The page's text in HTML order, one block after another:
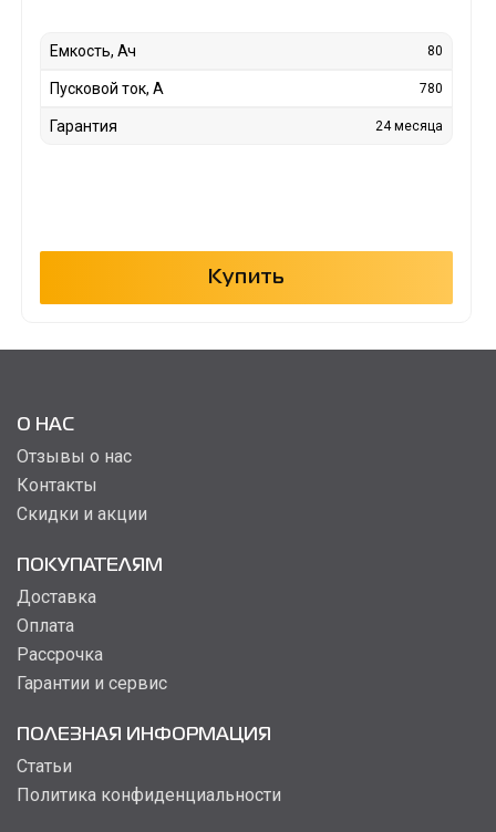
Емкость, Ач 80
Пусковой ток, А 780
Гарантия 24 месяца
Купить
О НАС
Отзывы о нас
Контакты
Скидки и акции
ПОКУПАТЕЛЯМ
Доставка
Оплата
Рассрочка
Гарантии и сервис
ПОЛЕЗНАЯ ИНФОРМАЦИЯ
Статьи
Политика конфиденциальности